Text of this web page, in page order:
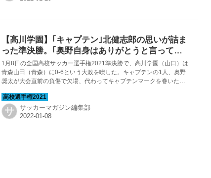
【高川学園】｢キャプテン｣北健志郎の思いが詰ま
った準決勝。｢奥野自身はありがとうと言ってく
れたので良かったです｣
1月8日の全国高校サッカー選手権2021準決勝で、高川学園（山口）は
青森山田（青森）に0-6という大敗を喫した。キャプテンの1人、奥野
奨太が大会直前の負傷で欠場、代わってキャプテンマークを巻いた北
サ サッカーマガジン編集部